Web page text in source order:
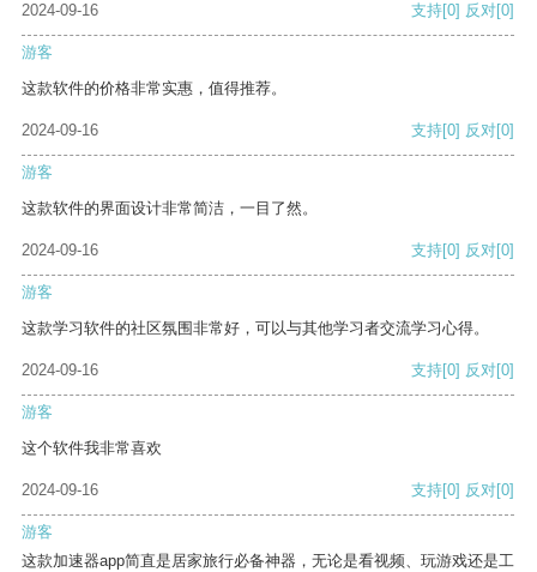
2024-09-16 支持[0] 反对[0]
游客
这款软件的价格非常实惠，值得推荐。
2024-09-16 支持[0] 反对[0]
游客
这款软件的界面设计非常简洁，一目了然。
2024-09-16 支持[0] 反对[0]
游客
这款学习软件的社区氛围非常好，可以与其他学习者交流学习心得。
2024-09-16 支持[0] 反对[0]
游客
这个软件我非常喜欢
2024-09-16 支持[0] 反对[0]
游客
这款加速器app简直是居家旅行必备神器，无论是看视频、玩游戏还是工